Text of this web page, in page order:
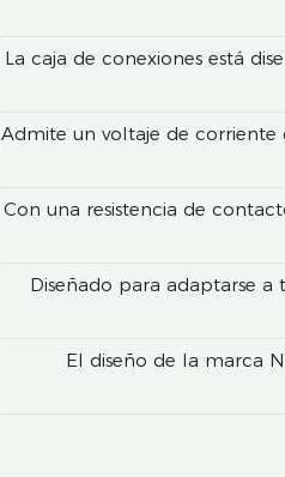
La caja de conexiones está
Admite un voltaje de corriente
Con una resistencia de
Diseñado para adaptarse a
El diseño de la marca